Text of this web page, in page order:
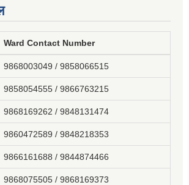
Ward Contact Number
9868003049 / 9858066515
9858054555 / 9866763215
9868169262 / 9848131474
9860472589 / 9848218353
9866161688 / 9844874466
9868075505 / 9868169373